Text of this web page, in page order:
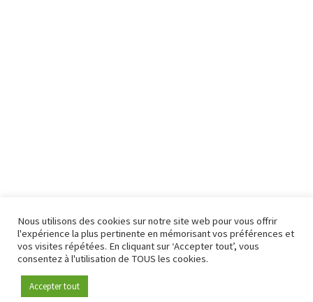
Devenez membre
Nous utilisons des cookies sur notre site web pour vous offrir
l'expérience la plus pertinente en mémorisant vos préférences et
vos visites répétées. En cliquant sur ‘Accepter tout’, vous
consentez à l'utilisation de TOUS les cookies.
Accepter tout